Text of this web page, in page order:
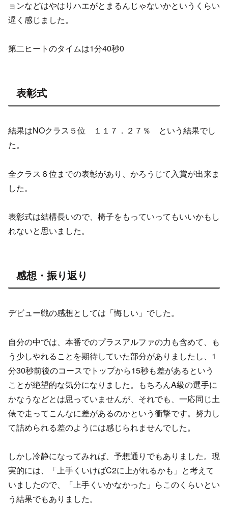
ョンなどはやはりハエがとまるんじゃないかというくらい
遅く感じました。
第二ヒートのタイムは1分40秒0
表彰式
結果はNOクラス５位 １１７．２７％ という結果でし
た。
全クラス６位までの表彰があり、かろうじて入賞が出来ま
した。
表彰式は結構長いので、椅子をもっていってもいいかもし
れないと思いました。
感想・振り返り
デビュー戦の感想としては「悔しい」でした。
自分の中では、本番でのプラスアルファの力も含めて、も
う少しやれることを期待していた部分がありましたし、1
分30秒前後のコースでトップから15秒も差があるという
ことが絶望的な気分になりました。もちろんA級の選手に
かなうなどとは思っていませんが、それでも、一応同じ土
俵で走ってこんなに差があるのかという衝撃です。努力し
て詰められる差のようには感じられませんでした。
しかし冷静になってみれば、予想通りでもありました。現
実的には、「上手くいけばC2に上がれるかも」と考えて
いましたので、「上手くいかなかった」らこのくらいとい
う結果でもありました。